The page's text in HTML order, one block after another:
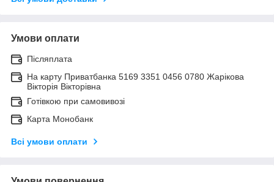
Умови оплати
Післяплата
На карту Приватбанка 5169 3351 0456 0780 Жарікова
Вікторія Вікторівна
Готівкою при самовивозі
Карта Монобанк
Всі умови оплати